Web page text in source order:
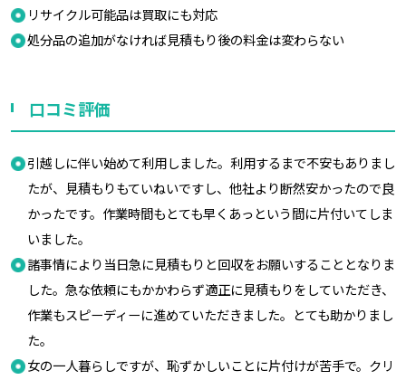
リサイクル可能品は買取にも対応
処分品の追加がなければ見積もり後の料金は変わらない
口コミ評価
引越しに伴い始めて利用しました。利用するまで不安もありまし
たが、見積もりもていねいですし、他社より断然安かったので良
かったです。作業時間もとても早くあっという間に片付いてしま
いました。
諸事情により当日急に見積もりと回収をお願いすることとなりま
した。急な依頼にもかかわらず適正に見積もりをしていただき、
作業もスピーディーに進めていただきました。とても助かりまし
た。
女の一人暮らしですが、恥ずかしいことに片付けが苦手で。クリ